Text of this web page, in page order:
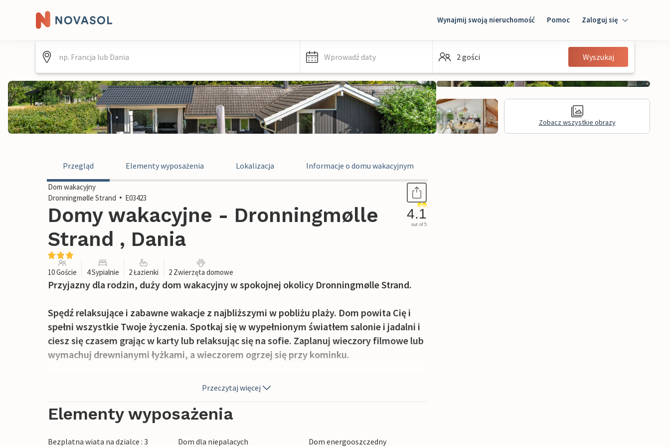
Wynajmij swoją nieruchomość Pomoc Zaloguj się
Zaloguj się
Gość
Wprowadź daty 2 gości Wyszukaj
Zobacz wszystkie obrazy
Przegląd Elementy wyposażenia Lokalizacja Informacje o domu wakacyjnym
Dom wakacyjny
Dronningmølle Strand
E03423
Domy wakacyjne - Dronningmølle
Strand , Dania
4.1
out of 5
10 Goście 4 Sypialnie 2 Łazienki 2 Zwierzęta domowe
Przyjazny dla rodzin, duży dom wakacyjny w spokojnej okolicy Dronningmølle Strand.
Spędź relaksujące i zabawne wakacje z najbliższymi w pobliżu plaży. Dom powita Cię i
spełni wszystkie Twoje życzenia. Spotkaj się w wypełnionym światłem salonie i jadalni i
ciesz się czasem grając w karty lub relaksując się na sofie. Zaplanuj wieczory filmowe lub
wymachuj drewnianymi łyżkami, a wieczorem ogrzej się przy kominku.
Ogród z pięknym, przestronnym drewnianym tarasem jest placem zabaw dla całej
rodziny. Młodzi i starsi mogą się tu bawić i cieszyć słońcem. Obserwuj, jak Twoje dzieci
skaczą, zjeżdżają i wspinają się, popijając chłodnego drinka na tarasie.
Piaszczysta plaża Dronningmølle znajduje się zaledwie kilka kilometrów od hotelu i
Przeczytaj więcej
Elementy wyposażenia
Bezplatna wiata na dzialce : 3
Dom dla niepalacych Dom energooszczedny